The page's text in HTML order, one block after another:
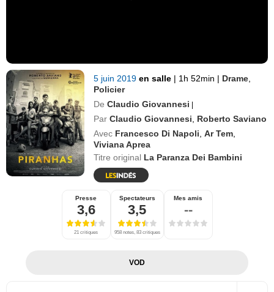
5 juin 2019en salle | 1h 52min | Drame
Policier
De Claudio Giovannesi |
Par Claudio Giovannesi
Roberto Saviano
Avec Francesco Di Napoli ,Ar Tem
Viviana Aprea
Titre original La Paranza Dei Bambini
Presse
3,6
21 critiques
Spectateurs
3,5
958 notes, 83 critiques
Mes amis
--
VOD